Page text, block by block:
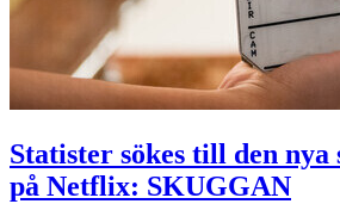
Statister sökes till den nya
på Netflix: SKUGGAN